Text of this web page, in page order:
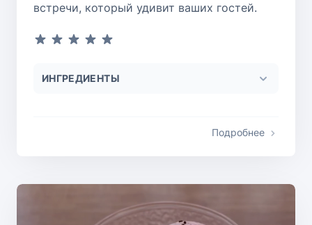
встречи, который удивит ваших гостей.
ИНГРЕДИЕНТЫ
Подробнее